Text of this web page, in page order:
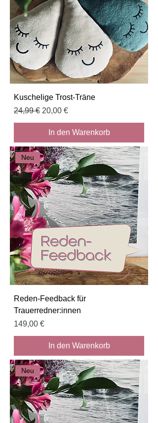
Kuschelige Trost-Träne
Standardpreis
24,99 € Sale-Preis
20,00 €
In den Warenkorb
Neu
Reden-Feedback für
Trauerredner:innen
Preis
149,00 €
In den Warenkorb
Neu